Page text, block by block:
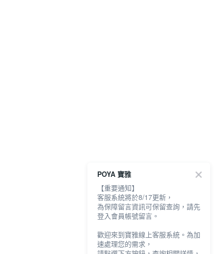
POYA 寶雅
【重要通知】
客服系統將於8/17更新，
為保障留言資訊可保留查詢，請先
登入會員帳號留言。
歡迎來到寶雅線上客服系統。為加
速處理您的需求，